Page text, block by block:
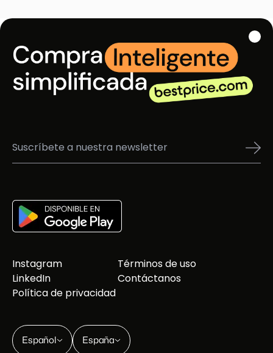
Instagram
LinkedIn
Política de privacidad
Términos de uso
Contáctanos
Español España